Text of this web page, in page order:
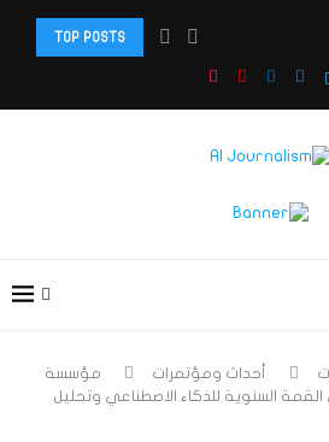
TOP POSTS
الاصطناعي والذكاء الاصطناعي الوكيل وصناعة...
أحداث ومؤتمرات
مؤسسة
السنوية للذكاء الاصطناعي وتحليل